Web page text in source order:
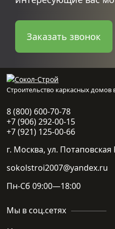
Заказать звонок
Строительство каркасных домов
8 (800) 600-70-78
+7 (906) 292-00-15
+7 (921) 125-00-66
г. Москва, ул.
sokolstroi2007@yandex.ru
Пн-Сб 09:00—18:00
Мы в соц.сетях